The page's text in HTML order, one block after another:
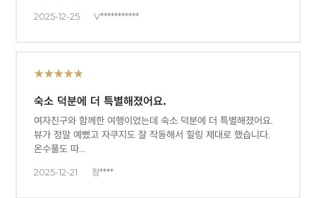
2025-12-25 V***********
★★★★★
숙소 덕분에 더 특별해졌어요.
여자친구와 함께한 여행이었는데 숙소 덕분에 더 특별해졌어요.
뷰가 정말 예뻤고 자쿠지도 잘 작동해서 힐링 제대로 했습니다.
온수풀도 따…
2025-12-21 정****